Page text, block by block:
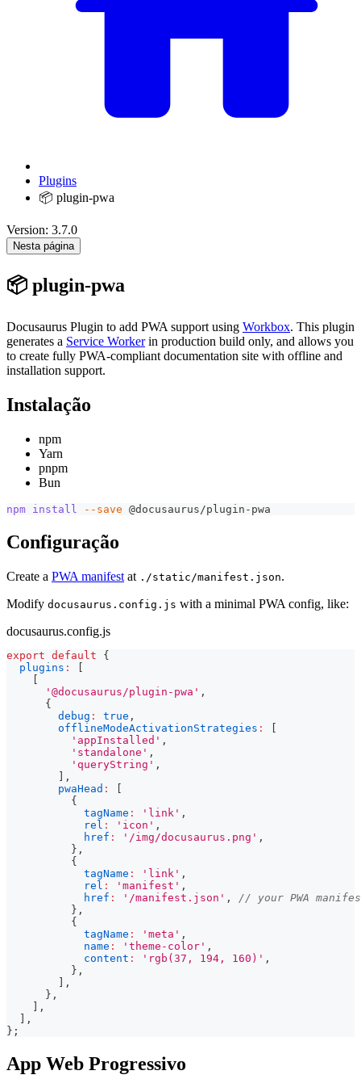
Plugins
📦 plugin-pwa
Version: 3.7.0
Nesta página
📦 plugin-pwa
Docusaurus Plugin to add PWA support using Workbox. This plugin
generates a Service Workerin production build only, and allows you
to create fully PWA-compliant documentation site with offline and
installation support.
Instalação
npm
Yarn
pnpm
Bun
npm install --save @docusaurus/plugin-pwa
Configuração
Create a PWA manifest at ./static/manifest.json.
Modify docusaurus.config.js with a minimal PWA config, like:
docusaurus.config.js
export default
{
plugins :
[
[
'@docusaurus/plugin-pwa' ,
{
debug : true ,
offlineModeActivationStrategies :
[
'appInstalled' ,
'standalone' ,
'queryString' ,
] ,
pwaHead :
[
{
tagName : 'link' ,
rel : 'icon' ,
href : '/img/docusaurus.png' ,
} ,
{
tagName : 'link' ,
rel : 'manifest' ,
href : '/manifest.json' ,
// your PWA
} ,
{
tagName : 'meta' ,
name : 'theme-color' ,
content : 'rgb(37, 194, 160)' ,
} ,
] ,
} ,
] ,
] ,
} ;
App Web Progressivo